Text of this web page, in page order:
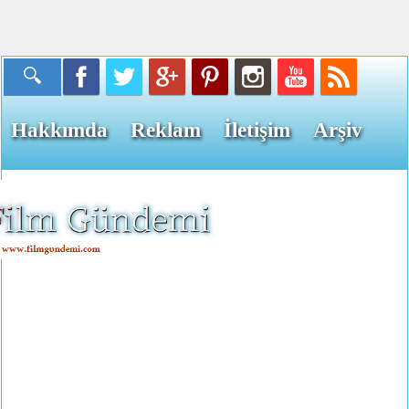
Hakkımda Reklam İletişim Arşiv